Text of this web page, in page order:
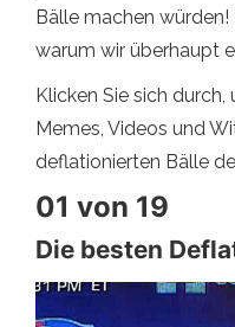
Bälle machen würden!
warum wir überhaupt
Klicken Sie sich
Memes, Videos und
deflationierten Bälle
01 von 19
Die besten